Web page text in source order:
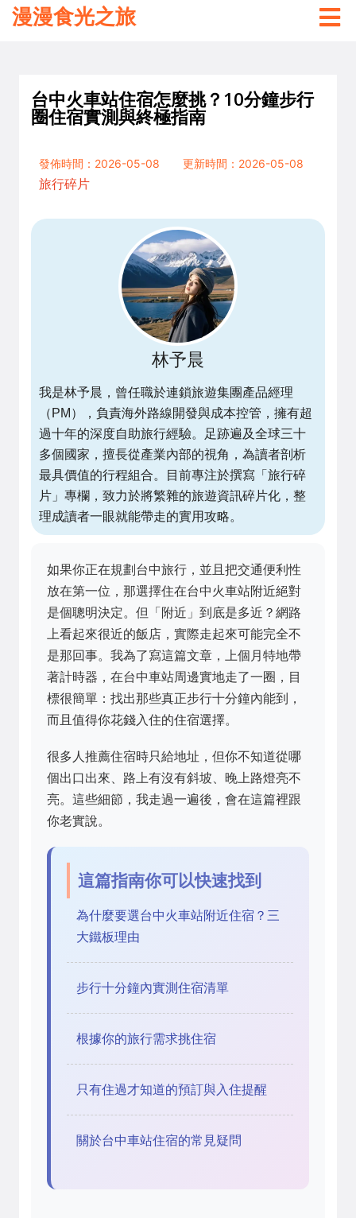
漫漫食光之旅
台中火車站住宿怎麼挑？10分鐘步行
圈住宿實測與終極指南
發佈時間：2026-05-08
更新時間：2026-05-08
旅行碎片
林予晨
我是林予晨，曾任職於連鎖旅遊集團產品經理
（PM），負責海外路線開發與成本控管，擁有超
過十年的深度自助旅行經驗。足跡遍及全球三十
多個國家，擅長從產業內部的視角，為讀者剖析
最具價值的行程組合。目前專注於撰寫「旅行碎
片」專欄，致力於將繁雜的旅遊資訊碎片化，整
理成讀者一眼就能帶走的實用攻略。
如果你正在規劃台中旅行，並且把交通便利性
放在第一位，那選擇住在台中火車站附近絕對
是個聰明決定。但「附近」到底是多近？網路
上看起來很近的飯店，實際走起來可能完全不
是那回事。我為了寫這篇文章，上個月特地帶
著計時器，在台中車站周邊實地走了一圈，目
標很簡單：找出那些真正步行十分鐘內能到，
而且值得你花錢入住的住宿選擇。
很多人推薦住宿時只給地址，但你不知道從哪
個出口出來、路上有沒有斜坡、晚上路燈亮不
亮。這些細節，我走過一遍後，會在這篇裡跟
你老實說。
這篇指南你可以快速找到
為什麼要選台中火車站附近住宿？三
大鐵板理由
步行十分鐘內實測住宿清單
根據你的旅行需求挑住宿
只有住過才知道的預訂與入住提醒
關於台中車站住宿的常見疑問